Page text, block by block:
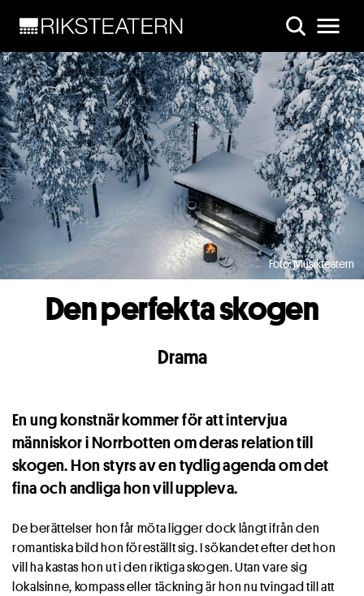
Foto: Musikteatern
Den perfekta skogen
Drama
En ung konstnär kommer för att intervjua
människor i Norrbotten om deras relation till
skogen. Hon styrs av en tydlig agenda om det
fina och andliga hon vill uppleva.
De berättelser hon får möta ligger dock långt ifrån den
romantiska bild hon föreställt sig. I sökandet efter det hon
vill ha kastas hon ut i den riktiga skogen. Utan vare sig
lokalsinne, kompass eller täckning är hon nu tvingad till att